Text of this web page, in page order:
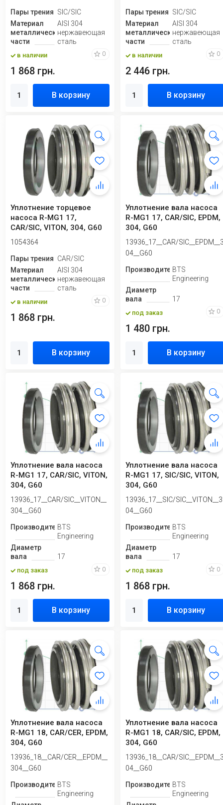
Пары трения SIC/SIC
Материал
металлической
части
AISI 304
нержавеющая
сталь
в наличии 0
1 868 грн.
В корзину
Пары трения SIC/SIC
Материал
металлической
части
AISI 304
нержавеющая
сталь
в наличии 0
2 446 грн.
В корзину
Уплотнение торцевое
насоса R-MG1 17,
CAR/SIC, VITON, 304, G60
1054364
Пары трения CAR/SIC
Материал
металлической
части
AISI 304
нержавеющая
сталь
в наличии 0
1 868 грн.
В корзину
Уплотнение вала насоса
R-MG1 17, CAR/SIC, EPDM,
304, G60
13936_17__CAR/
04__G60
ПроизводительBTS
Engineering
Диаметр
вала
17
под заказ 0
1 480 грн.
В корзину
Уплотнение вала насоса
R-MG1 17, CAR/SIC, VITON,
304, G60
13936_17__CAR/SIC__VITON__
304__G60
ПроизводительBTS
Engineering
Диаметр
вала
17
под заказ 0
1 868 грн.
В корзину
Уплотнение вала насоса
R-MG1 17, SIC/SIC, VITON,
304, G60
13936_17__SIC/SIC__VITON__3
04__G60
ПроизводительBTS
Engineering
Диаметр
вала
17
под заказ 0
1 868 грн.
В корзину
Уплотнение вала насоса
R-MG1 18, CAR/CER, EPDM,
304, G60
13936_18__CAR/CER__EPDM__
304__G60
ПроизводительBTS
Engineering
Уплотнение вала насоса
R-MG1 18, CAR/SIC, EPDM,
304, G60
13936_18__CAR/
04__G60
ПроизводительBTS
Engineering